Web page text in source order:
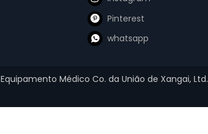
Pinterest
whatsapp
Equipamento Médico Co. da União de Xangai, Ltd.